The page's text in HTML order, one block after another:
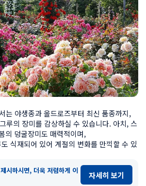
는 야생종과 올드로즈부터 최신 품종까지,
루의 장미를 감상하실 수 있습니다. 아치, 스
의 덩굴장미도 매력적이며,
식재되어 있어 계절의 변화를 만끽할 수 있
시하시면, 더욱 저렴하게 이
자세히 보기